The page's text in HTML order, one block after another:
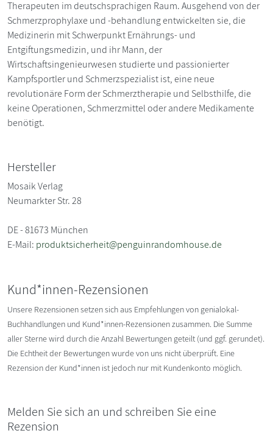
Therapeuten im deutschsprachigen Raum. Ausgehend von der
Schmerzprophylaxe und -behandlung entwickelten sie, die
Medizinerin mit Schwerpunkt Ernährungs- und
Entgiftungsmedizin, und ihr Mann, der
Wirtschaftsingenieurwesen studierte und passionierter
Kampfsportler und Schmerzspezialist ist, eine neue
revolutionäre Form der Schmerztherapie und Selbsthilfe, die
keine Operationen, Schmerzmittel oder andere Medikamente
benötigt.
Hersteller
Mosaik Verlag
Neumarkter Str. 28
DE - 81673 München
E-Mail: produktsicherheit@penguinrandomhouse.de
Kund*innen-Rezensionen
Unsere Rezensionen setzen sich aus Empfehlungen von genialokal-
Buchhandlungen und Kund*innen-Rezensionen zusammen. Die Summe
aller Sterne wird durch die Anzahl Bewertungen geteilt (und ggf. gerundet).
Die Echtheit der Bewertungen wurde von uns nicht überprüft. Eine
Rezension der Kund*innen ist jedoch nur mit Kundenkonto möglich.
Melden Sie sich an und schreiben Sie eine
Rezension